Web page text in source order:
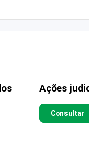
Ações
Consultar